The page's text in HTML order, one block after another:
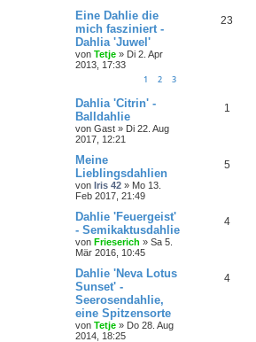
Eine Dahlie die
mich fasziniert -
Dahlia 'Juwel'
von Tetje » Di 2. Apr
2013, 17:33
1 2 3
23
Dahlia 'Citrin' -
Balldahlie
von Gast » Di 22. Aug
2017, 12:21
1
Meine
Lieblingsdahlien
von Iris 42 » Mo 13.
Feb 2017, 21:49
5
Dahlie 'Feuergeist'
- Semikaktusdahlie
von Frieserich » Sa 5.
Mär 2016, 10:45
4
Dahlie 'Neva Lotus
Sunset' -
Seerosendahlie,
eine Spitzensorte
von Tetje » Do 28. Aug
2014, 18:25
4